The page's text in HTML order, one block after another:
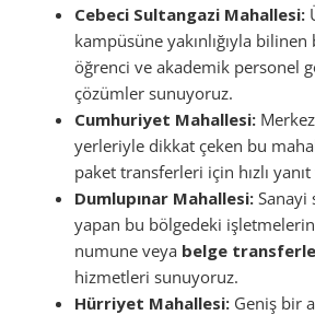
Cebeci Sultangazi Mahallesi:
kampüsüne yakınlığıyla
öğrenci ve akademik personel
çözümler sunuyoruz.
Cumhuriyet Mahallesi:
yerleriyle dikkat çeken bu
paket transferleri için hızlı
Dumlupınar Mahallesi: Sanayi
yapan bu bölgedeki
numune veya belge
hizmetleri sunuyoruz.
Hürriyet Mahallesi: Geniş bir